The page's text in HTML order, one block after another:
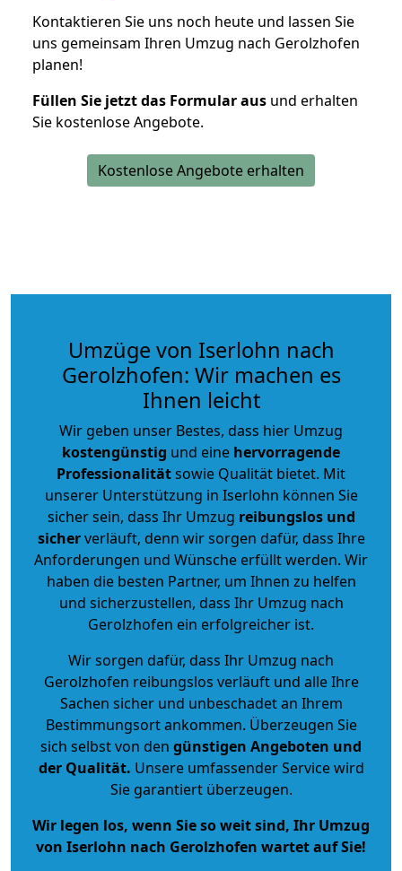
Kontaktieren Sie uns noch heute und lassen Sie
uns gemeinsam Ihren Umzug nach Gerolzhofen
planen!
Füllen Sie jetzt das Formular aus und erhalten
Sie kostenlose Angebote.
Kostenlose Angebote erhalten
Umzüge von Iserlohn nach
Gerolzhofen: Wir machen es
Ihnen leicht
Wir geben unser Bestes, dass hier Umzug
kostengünstig und eine hervorragende
Professionalitätsowie Qualität bietet. Mit
unserer Unterstützung in Iserlohn können Sie
sicher sein, dass Ihr Umzug reibungslos und
sicherverläuft, denn wir sorgen dafür, dass Ihre
Anforderungen und Wünsche erfüllt werden. Wir
haben die besten Partner, um Ihnen zu helfen
und sicherzustellen, dass Ihr Umzug nach
Gerolzhofen ein erfolgreicher ist.
Wir sorgen dafür, dass Ihr Umzug nach
Gerolzhofen reibungslos verläuft und alle Ihre
Sachen sicher und unbeschadet an Ihrem
Bestimmungsort ankommen. Überzeugen Sie
sich selbst von den günstigen Angeboten und
der Qualität. Unsere umfassender Service wird
Sie garantiert überzeugen.
Wir legen los, wenn Sie so weit sind, Ihr Umzug
von Iserlohn nach Gerolzhofen wartet auf Sie!